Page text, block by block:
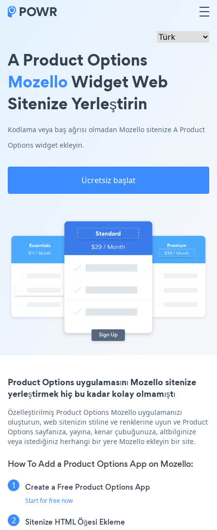
A Product Options
MozelloWidget Web
Sitenize Yerleştirin
Kodlama veya baş ağrısı olmadan Mozello sitenize A Product
Options widget ekleyin.
Ücretsiz başlat
Product Options uygulamasını Mozello sitenize
yerleştirmek hiç bu kadar kolay olmamıştı
Özelleştirilmiş Product Options Mozello uygulamanızı
oluşturun, web sitenizin stiline ve renklerine uyun ve Product
Options sayfanıza, yayına, kenar çubuğunuza, altbilginize
veya istediğiniz herhangi bir yere Mozello ekleyin bir site.
How To Add a Product Options App on Mozello:
Create a Free Product Options App
Start for free now
Sitenize HTML Öğesi Ekleme